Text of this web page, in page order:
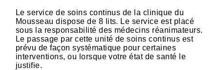
Le service de soins continus de la clinique du
Mousseau dispose de 8 lits. Le service est placé
sous la responsabilité des médecins réanimateurs.
Le passage par cette unité de soins continus est
prévu de façon systématique pour certaines
interventions, ou lorsque votre état de santé le
justifie.